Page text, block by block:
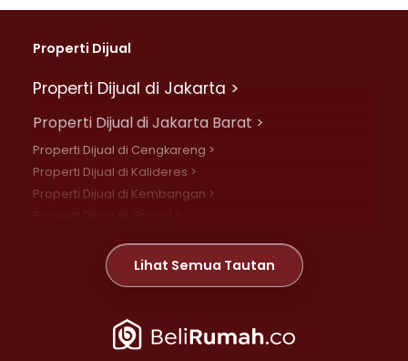
Properti Dijual
Properti Dijual di Jakarta >
Properti Dijual di Jakarta Barat >
Properti Dijual di Cengkareng >
Properti Dijual di Kalideres >
Properti Dijual di Kembangan >
Properti Dijual di Meruya >
Properti Dijual di Jelambar >
Properti Dijual di Jakarta Pusat >
Lihat Semua Tautan